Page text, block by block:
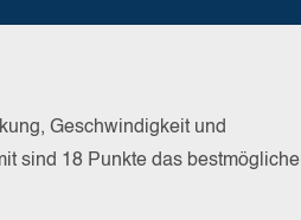
Geschwindigkeit und
sind 18 Punkte das bestmögliche